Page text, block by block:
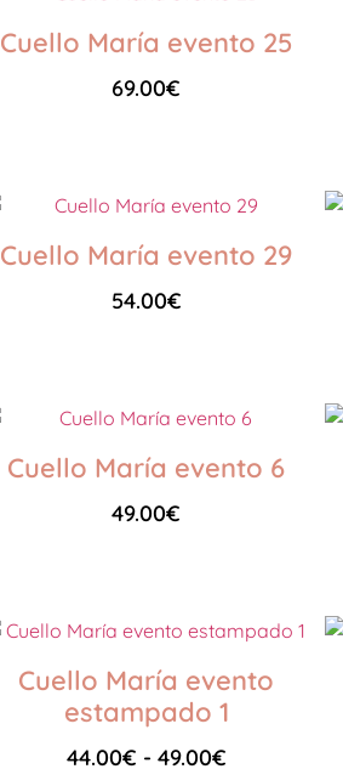
Cuello María evento 25
69.00€
Cuello María evento 29
54.00€
Cuello María evento 6
49.00€
Cuello María evento
estampado 1
44.00€ - 49.00€